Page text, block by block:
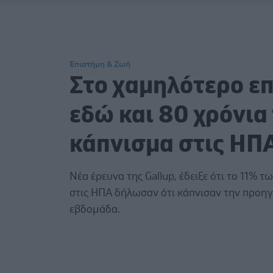
Επιστήμη & Ζωή
Στο χαμηλότερο
εδώ και 80 χρόνια
κάπνισμα στις
Νέα έρευνα της Gallup, έδειξε ότι το 11%
στις ΗΠΑ δήλωσαν ότι κάπνισαν την
εβδομάδα.